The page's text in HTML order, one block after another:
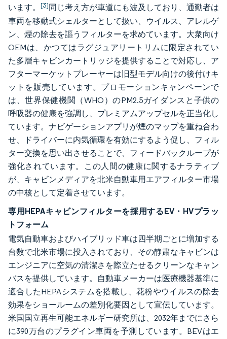
います。 [3]同じ考え方が車道にも波及しており、通勤者は
車両を移動式シェルターとして扱い、ウイルス、アレルゲ
ン、煙の除去を謳うフィルターを求めています。大衆向け
OEMは、かつてはラグジュアリートリムに限定されてい
た多層キャビンカートリッジを提供することで対応し、ア
フターマーケットプレーヤーは旧型モデル向けの後付けキ
ットを販売しています。プロモーションキャンペーンで
は、世界保健機関（WHO）のPM2.5ガイダンスと子供の
呼吸器の健康を強調し、プレミアムアップセルを正当化し
ています。ナビゲーションアプリが煙のマップを重ね合わ
せ、ドライバーに内気循環を有効にするよう促し、フィル
ター交換を思い出させることで、フィードバックループが
強化されています。この人間の健康に関するナラティブ
が、キャビンメディアを北米自動車用エアフィルター市場
の中核として定着させています。
専用HEPAキャビンフィルターを採用するEV・HVプラッ
トフォーム
電気自動車およびハイブリッド車は四半期ごとに増加する
台数で北米市場に投入されており、その静粛なキャビンは
エンジニアに空気の清潔さを際立たせるクリーンなキャン
バスを提供しています。自動車メーカーは医療機器基準に
適合したHEPAシステムを搭載し、花粉やウイルスの除去
効果をショールームの差別化要因として宣伝しています。
米国国立再生可能エネルギー研究所は、2032年までにさら
に390万台のプラグイン車両を予測しています。BEVはエ